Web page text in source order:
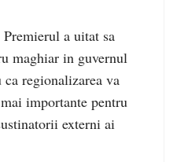
a uitat sa
maghiar in guvernul
regionalizarea va
importante pentru
externi ai